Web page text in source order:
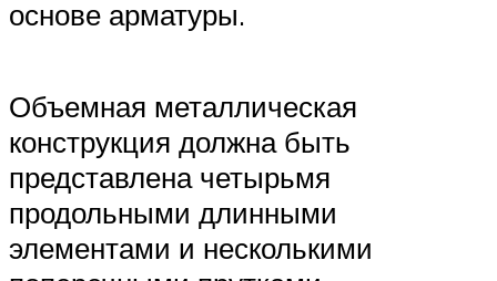
основе арматуры.
Объемная металлическая
конструкция должна быть
представлена четырьмя
продольными длинными
элементами и несколькими